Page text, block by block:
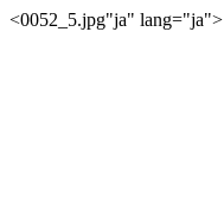
<0052_5.jpg"ja" lang="ja">